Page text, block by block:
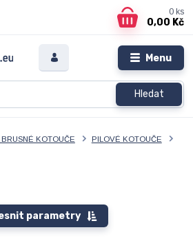
Menu
Hledat
0 ks
0,00 Kč
KOTOUČE
PILOVÉ KOTOUČE
parametry